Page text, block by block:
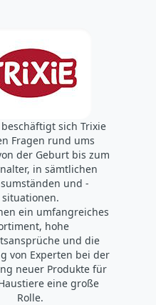
beschäftigt sich Trixie
Fragen rund ums
der Geburt bis zum
in sämtlichen
und -
situationen.
ein umfangreiches
hohe
und die
von Experten bei der
neuer Produkte für
eine große
Rolle.